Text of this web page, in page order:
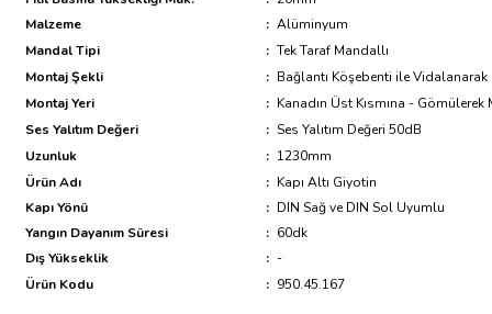
Malzeme
: Alüminyum
Mandal Tipi
: Tek Taraf Mandallı
Montaj Şekli
: Bağlantı Köşebenti ile Vidalanarak
Montaj Yeri
: Kanadın Üst Kısmına - Gömülerek
Ses Yalıtım Değeri
: Ses Yalıtım Değeri 50dB
Uzunluk
: 1230mm
Ürün Adı
: Kapı Altı Giyotin
Kapı Yönü
: DIN Sağ ve DIN Sol Uyumlu
Yangın Dayanım Süresi
: 60dk
Dış Yükseklik
: -
Ürün Kodu
: 950.45.167